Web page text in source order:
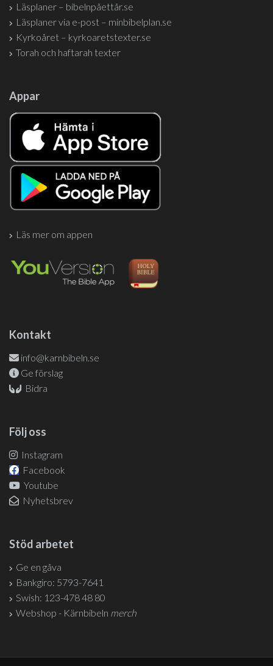
Läsplaner – bibelnpåettår.se
Läsplaner via e-post – minbibelplan.se
Kyrkoåret – kyrkoaretstexter.se
Torah och haftarah texter
Appar
Läs mer om appen
Kontakt
info@karnbibeln.se
Ge förslag
Bidra
Följ oss
Instagram
Facebook
Youtube
Nyhetsbrev
Stöd arbetet
Ge en gåva
Bankgiro: 5793-7641
Swish: 123-478 48 80
Webshop - Kärnbibeln merch